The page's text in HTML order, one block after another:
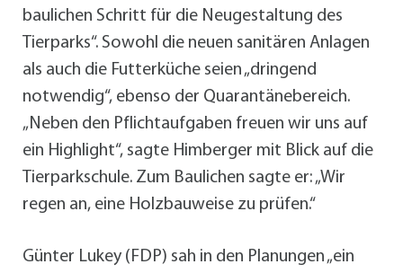
baulichen Schritt für die Neugestaltung des
Tierparks“. Sowohl die neuen sanitären Anlagen
als auch die Futterküche seien „dringend
notwendig“, ebenso der Quarantänebereich.
„Neben den Pflichtaufgaben freuen wir uns auf
ein Highlight“, sagte Himberger mit Blick auf die
Tierparkschule. Zum Baulichen sagte er: „Wir
regen an, eine Holzbauweise zu prüfen.“
Günter Lukey (FDP) sah in den Planungen „ein